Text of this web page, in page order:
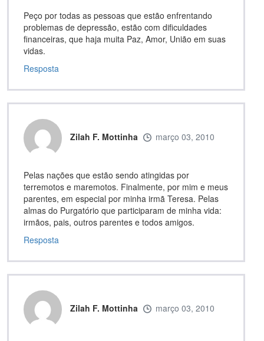
Peço por todas as pessoas que estão enfrentando
problemas de depressão, estão com dificuldades
financeiras, que haja muita Paz, Amor, União em suas
vidas.
Resposta
Zilah F. Mottinha março 03, 2010
Pelas nações que estão sendo atingidas por
terremotos e maremotos. Finalmente, por mim e meus
parentes, em especial por minha irmã Teresa. Pelas
almas do Purgatório que participaram de minha vida:
irmãos, pais, outros parentes e todos amigos.
Resposta
Zilah F. Mottinha março 03, 2010